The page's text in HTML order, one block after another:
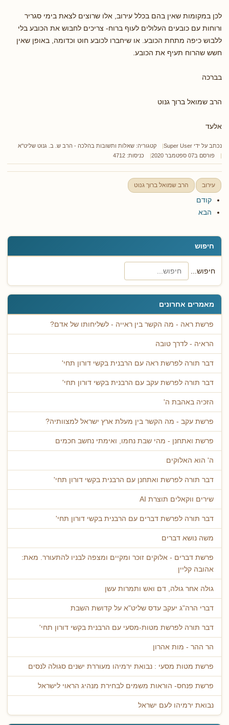
חיפוש
חיפוש...
מאמרים אחרונים
פרשת ראה - מה הקשר בין ראייה - לשליחותו של אדם?
הראיה - לדרך טובה
דבר תורה לפרשת ראה עם הרבנית בקשי דורון תחי'
דבר תורה לפרשת עקב עם הרבנית בקשי דורון תחי'
הזכיה באהבת ה'
פרשת עקב - מה הקשר בין מעלת ארץ ישראל למצוותיה?
פרשת ואתחנן - מהי שבת נחמו, ואימתי נחשב חכמים
ה' הוא האלוקים
דבר תורה לפרשת ואתחנן עם הרבנית בקשי דורון תחי'
שירים ווקאלים תוצרת AI
דבר תורה לפרשת דברים עם הרבנית בקשי דורון תחי'
משה נושא דברים
פרשת דברים - אלוקים זוכר ומקיים ומצפה לבניו להתעורר. מאת:
אהובה קליין
גולה אחר גולה, דם ואש ותמרות עשן
דברי הרה"ג יעקב עדס שליט"א על קדושת השבת
דבר תורה לפרשת מטות-מסעי עם הרבנית בקשי דורון תחי'
הר ההר - מות אהרון
פרשת מטות מסעי : נבואת ירמיהו מעוררת ישנים סגולה לנסים
פרשת פנחס- הוראות משמים לבחירת מנהיג הראוי לישראל
נבואת ירמיהו לעם ישראל
לכן במקומות שאין בהם בכלל עירוב, אלו שרוצים לצאת בימי סגריר
ורוחות עם כובעים העלולים לעוף ברוח- צריכים לחבוש את הכובע בלי
ללבוש כיפה מתחת הכובע. או שיחברו לכובע חוט וכדומה, באופן שאין
חשש שהרוח תעיף את הכובע.
בברכה
הרב שמואל ברוך גנוט
אלעד
נכתב על ידי Super User קטגוריה: שאלות ותשובות בהלכה - הרב ש. ב. גנוט שליט"א
פורסם ב07 ספטמבר 2020
כניסות: 4712
עירוב הרב שמואל ברוך גנוט
קודם
הבא